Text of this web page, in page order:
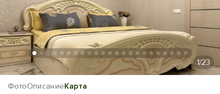
История просмотра
Добавить свой объект
ФотоОписаниеКарта
1/23